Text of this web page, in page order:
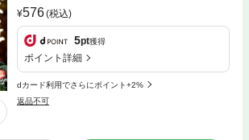
576(税込)
5pt獲得
ポイント詳細
dカード利用でさらにポイント+2%
返品不可